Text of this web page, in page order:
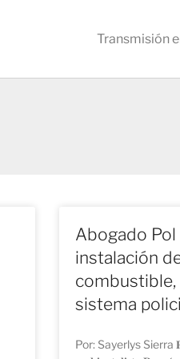
Transmisión
Abogado
instalación
combustible,
sistema
Por: Sayerlys Sierra